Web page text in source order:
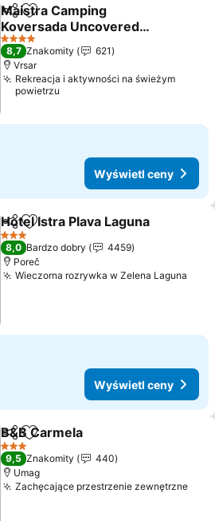
Udostępnij
Dodaj do ulubionych
Maistra Camping
Koversada Uncovered
Naturist Mobile homes
4 Kategoria
8,7 Znakomity
621
Vrsar
Rekreacja i aktywności na świeżym
powietrzu
Wyświetl ceny
Udostępnij
Dodaj do ulubionych
Hotel Istra Plava Laguna
3 Kategoria
8,0 Bardzo dobry
4459
Poreč
Wieczorna rozrywka w Zelena Laguna
Wyświetl ceny
Udostępnij
Dodaj do ulubionych
B&B Carmela
3 Kategoria
9,5 Znakomity
440
Umag
Zachęcające przestrzenie zewnętrzne